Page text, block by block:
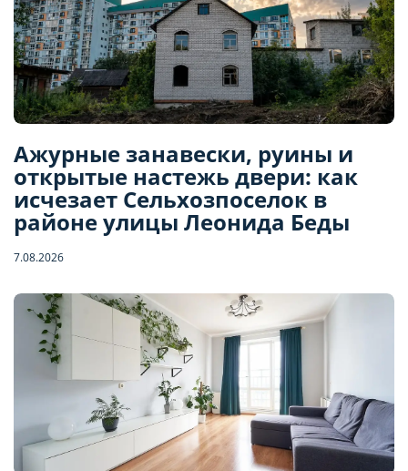
Ажурные занавески, руины и
открытые настежь двери: как
исчезает Сельхозпоселок в
районе улицы Леонида Беды
7.08.2026